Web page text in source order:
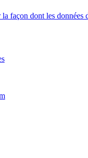
façon dont les données